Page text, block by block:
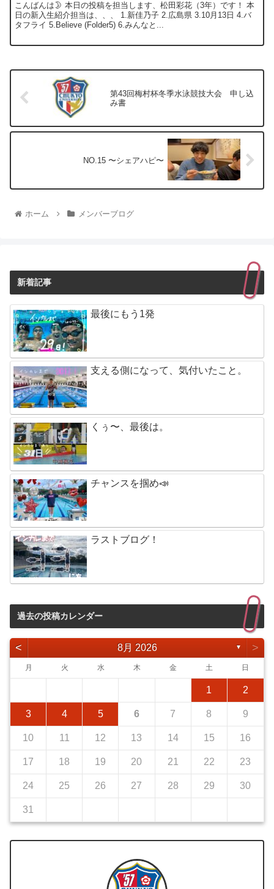
こんばんは🌛 本日の投稿を担当します、松田彩花（3年）です！ 本
日の新入生紹介担当は、、、 1.新佳乃子 2.広島県 3.10月13日 4.バ
タフライ 5.Believe (Folder5) 6.みんなと...
第43回梅村杯冬季水泳競技大会 申し込
み書
NO.15 〜シェアハピ〜
ホーム メンバーブログ
新着記事
最後にもう1発
支える側になって、気付いたこと。
くぅ〜、最後は。
チャンスを掴め📣
ラストブログ！
過去の投稿カレンダー
< 8月 2026 ▼ >
月 火 水 木 金 土 日
1 2
3 4 5 6 7 8 9
10 11 12 13 14 15 16
17 18 19 20 21 22 23
24 25 26 27 28 29 30
31